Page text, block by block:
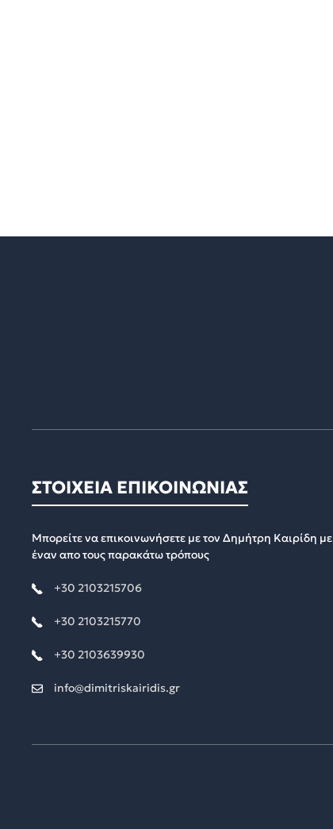
ΣΤΟΙΧΕΙΑ ΕΠΙΚΟΙΝΩΝΙΑΣ
Μπορείτε να επικοινωνήσετε με τον Δημήτρη Καιρίδη με
έναν απο τους παρακάτω τρόπους
+30 2103215706
+30 2103215770
+30 2103639930
info@dimitriskairidis.gr